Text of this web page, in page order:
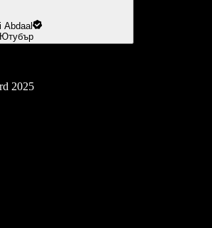
Abdaal
Ютубър
2025